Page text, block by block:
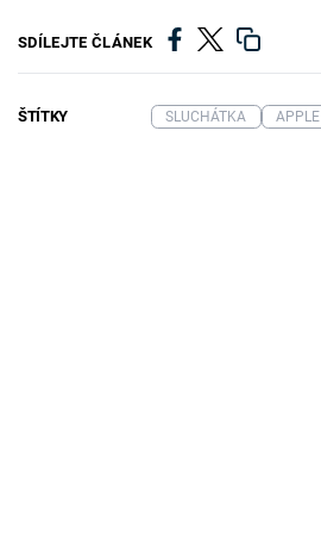
SDÍLEJTE ČLÁNEK
ŠTÍTKY SLUCHÁTKA APPLE